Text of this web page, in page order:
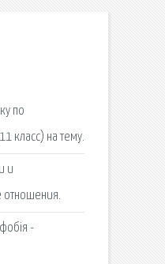
по
класс) на тему.
и
-